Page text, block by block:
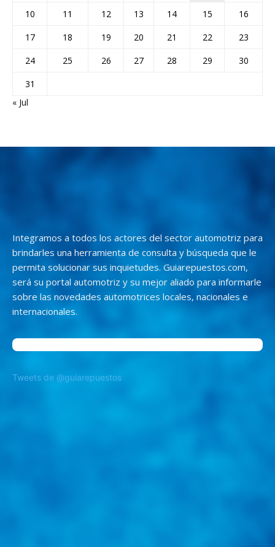
10
11 12 13 14 15
16
17
18 19 20 21 22
23
24
25 26 27 28 29
30
31
« Jul
Integramos a todos los actores del sector automotriz para
brindarles una herramienta de consulta y búsqueda que le
permita solucionar sus inquietudes. Guiarepuestos.com,
será su portal automotriz y su mejor aliado para informarle
sobre las novedades automotrices locales, nacionales e
internacionales.
Tweets de @guiarepuestos